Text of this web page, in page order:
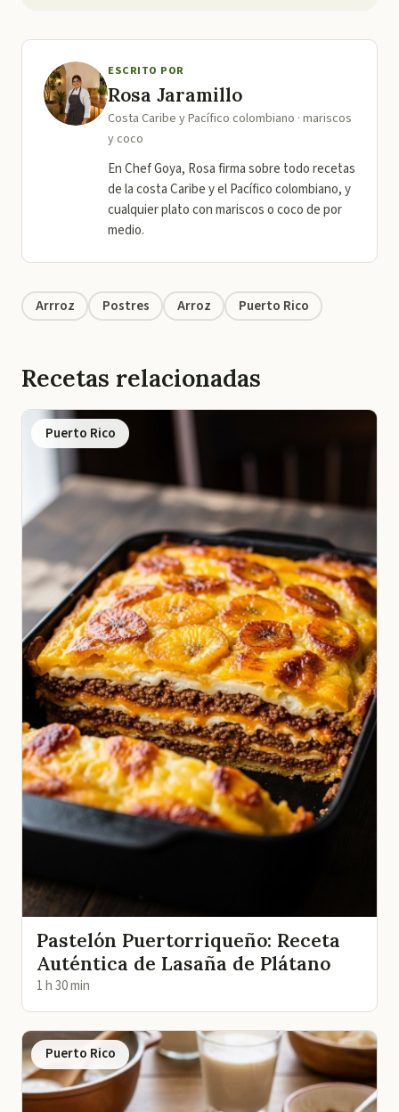
ESCRITO POR
Rosa Jaramillo
Costa Caribe y Pacífico colombiano · mariscos
y coco
En Chef Goya, Rosa firma sobre todo recetas
de la costa Caribe y el Pacífico colombiano, y
cualquier plato con mariscos o coco de por
medio.
Arrroz Postres Arroz Puerto Rico
Recetas relacionadas
Puerto Rico
Pastelón Puertorriqueño: Receta
Auténtica de Lasaña de Plátano
1 h 30 min
Puerto Rico